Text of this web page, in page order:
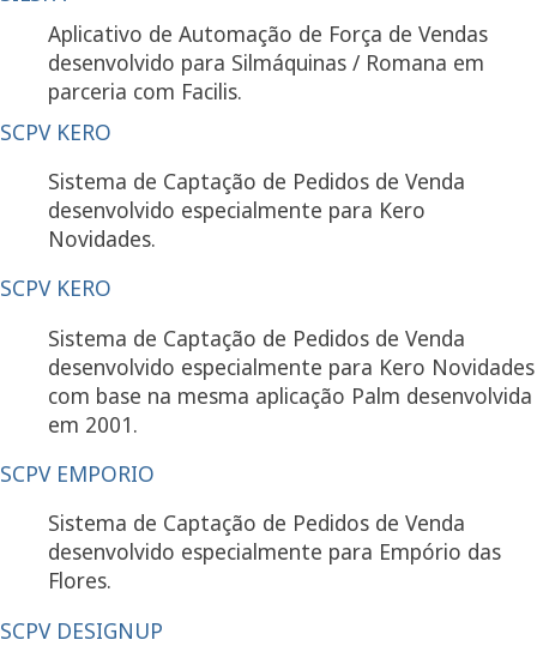
Aplicativo de Automação de Força de Vendas
desenvolvido para Silmáquinas / Romana em
parceria com Facilis.
SCPV KERO
Sistema de Captação de Pedidos de Venda
desenvolvido especialmente para Kero
Novidades.
SCPV KERO
Sistema de Captação de Pedidos de Venda
desenvolvido especialmente para Kero Novidades
com base na mesma aplicação Palm desenvolvida
em 2001.
SCPV EMPORIO
Sistema de Captação de Pedidos de Venda
desenvolvido especialmente para Empório das
Flores.
SCPV DESIGNUP